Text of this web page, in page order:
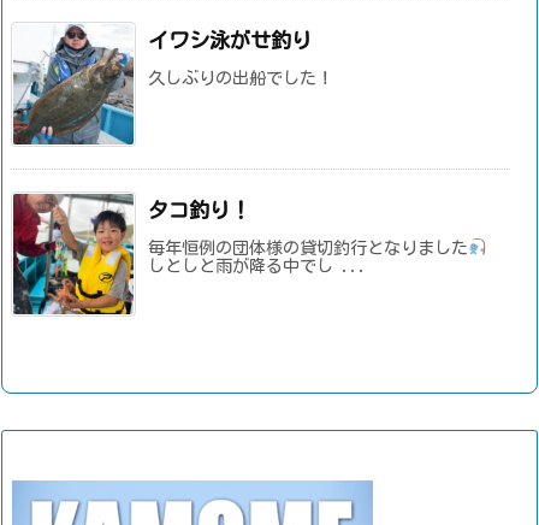
イワシ泳がせ釣り
久しぶりの出船でした！
タコ釣り！
毎年恒例の団体様の貸切釣行となりました
しとしと雨が降る中でし ...